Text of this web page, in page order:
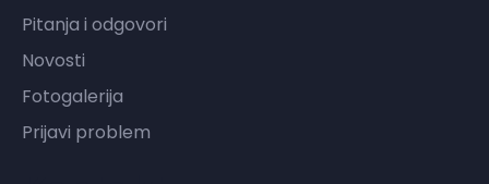
Pitanja i odgovori
Novosti
Fotogalerija
Prijavi problem